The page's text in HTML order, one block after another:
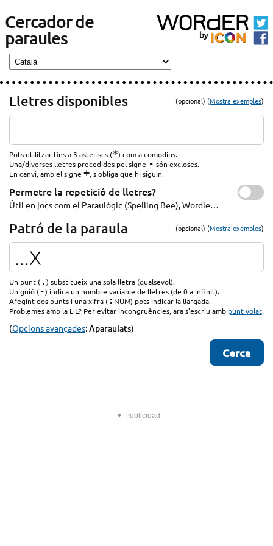
Cercador de
paraules
Lletres disponibles (opcional) (Mostra exemples)
Pots utilitzar fins a 3 asteriscs (*) com a comodins.
Una/diverses lletres precedides pel signe - són excloses.
En canvi, amb el signe +, s'obliga que hi siguin.
Permetre la repetició de lletres?
Útil en jocs com el Paraulògic (Spelling Bee), Wordle…
Patró de la paraula (opcional) (Mostra exemples)
Un punt (.) substitueix una sola lletra (qualsevol).
Un guió (-) indica un nombre variable de lletres (de 0 a infinit).
Afegint dos punts i una xifra (: NUM) pots indicar la llargada.
Problemes amb la L·L? Per evitar incongruències, ara s'escriu amb punt volat.
(Opcions avançades:Aparaulats)
▼ Publicidad